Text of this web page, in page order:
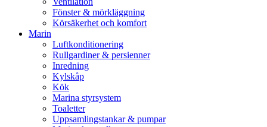
Fönster & mörkläggning
Körsäkerhet och komfort
Marin
Luftkonditionering
Rullgardiner & persienner
Inredning
Kylskåp
Kök
Marina styrsystem
Toaletter
Uppsamlingstankar & pumpar